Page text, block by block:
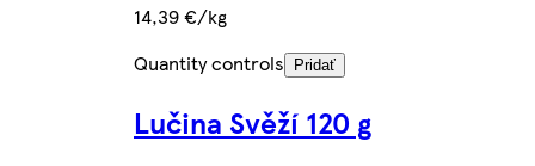
14,39 €/kg
Quantity controls
Pridať
Lučina Svěží 120 g